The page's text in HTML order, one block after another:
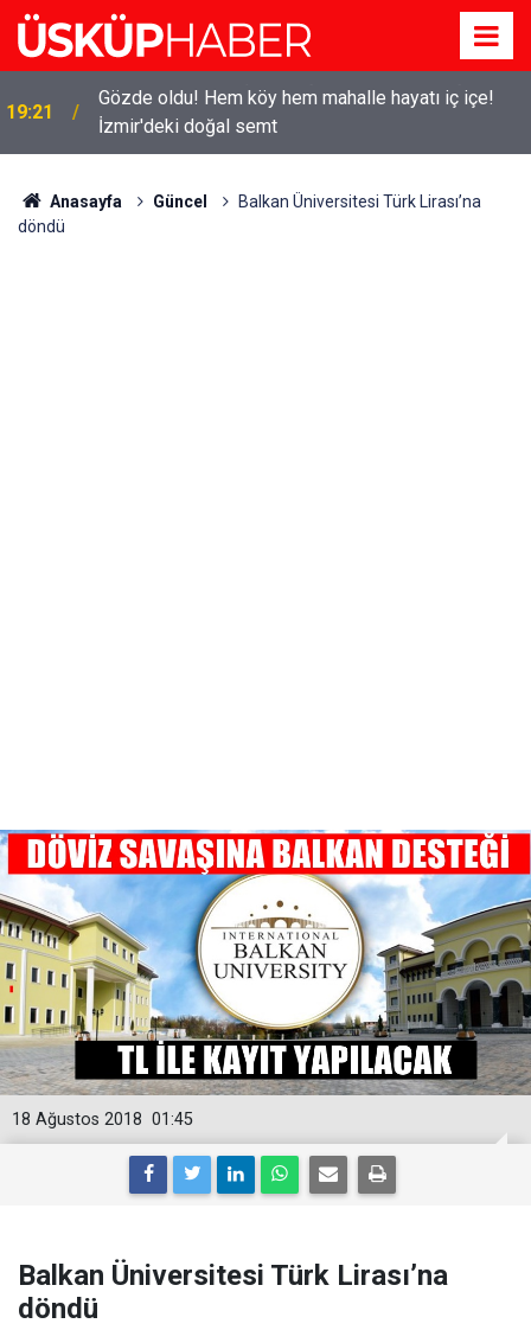
19:21
Gözde oldu! Hem köy hem mahalle hayatı iç içe!
İzmir'deki doğal semt
Anasayfa Güncel
Balkan Üniversitesi Türk Lirası’na
döndü
01:45
18 Ağustos 2018
Balkan Üniversitesi Türk Lirası’na
döndü